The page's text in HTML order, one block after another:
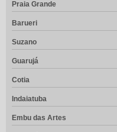
Praia Grande
Barueri
Suzano
Guarujá
Cotia
Indaiatuba
Embu das Artes